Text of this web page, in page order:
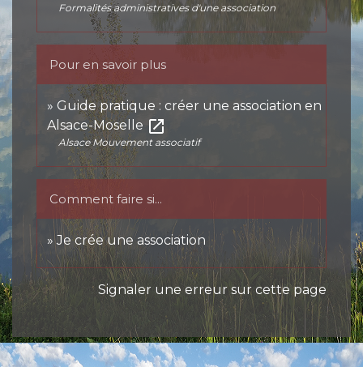
Formalités administratives d'une association
Pour en savoir plus
Guide pratique : créer une association en
Alsace-Moselle open_in_new
Alsace Mouvement associatif
Comment faire si...
Je crée une association
Signaler une erreur sur cette page